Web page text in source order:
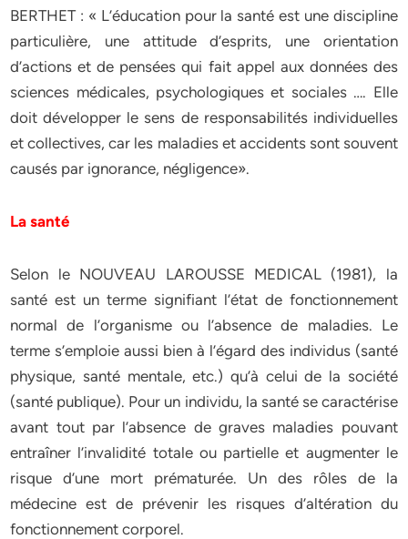
BERTHET : « L’éducation pour la santé est une discipline
particulière, une attitude d’esprits, une orientation
d’actions et de pensées qui fait appel aux données des
sciences médicales, psychologiques et sociales …. Elle
doit développer le sens de responsabilités individuelles
et collectives, car les maladies et accidents sont souvent
causés par ignorance, négligence».
La santé
Selon le NOUVEAU LAROUSSE MEDICAL (1981), la
santé est un terme signifiant l’état de fonctionnement
normal de l’organisme ou l’absence de maladies. Le
terme s’emploie aussi bien à l’égard des individus (santé
physique, santé mentale, etc.) qu’à celui de la société
(santé publique). Pour un individu, la santé se caractérise
avant tout par l’absence de graves maladies pouvant
entraîner l’invalidité totale ou partielle et augmenter le
risque d’une mort prématurée. Un des rôles de la
médecine est de prévenir les risques d’altération du
fonctionnement corporel.